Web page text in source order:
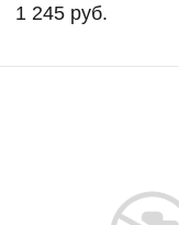
1 245 руб.